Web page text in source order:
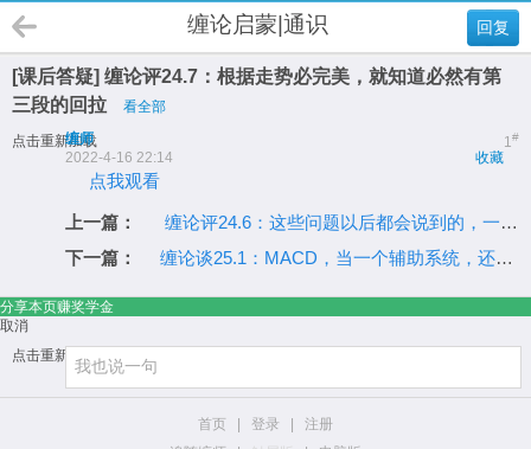
回复
缠论启蒙|通识
[课后答疑] 缠论评24.7：根据走势必完美，就知道必然有第
三段的回拉
看全部
点击重新加载 1#
缠师
收藏
2022-4-16 22:14
点我观看
上一篇：
缠论评24.6：这些问题以后都会说到的，一展开就长了去了
下一篇：
缠论谈25.1：MACD，当一个辅助系统，还是很有用的
分享本页赚奖学金
取消
点击重新加载
首页 登录
注册